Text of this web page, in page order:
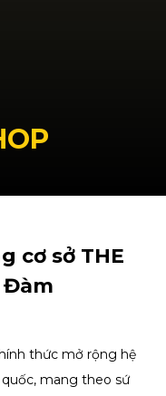
cơ sở THE
Đàm
thức mở rộng hệ
mang theo sứ